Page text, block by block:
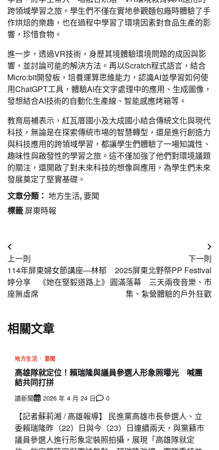
跨領域學習之旅。學生們不僅在實地參觀麵包廠時體驗了手
作烘焙的樂趣，也在過程中學習了環境因素對食品生產的影
響，珍惜食物。
進一步，透過VR技術，身歷其境體驗環境問題的成因與影
響，並討論可能的解決方法。再以Scratch程式語言，結合
Micro:bit開發板，培養運算思維能力，認識AI並學習如何使
用ChatGPT工具，體驗AI在文字處理中的應用、生成圖像，
發想結合AI技術的自動化生產線、智能感應烤箱等。
教育局補表示，紅瓦厝國小及大成國小結合傳統文化與現代
科技，無論是在探索傳統市場的智慧轉型，還是進行創造力
與科技應用的跨領域學習，都讓學生們體驗了一場知識性、
趣味性與啟發性的學習之旅。這不僅加強了他們對環境議題
的關注，還開啟了對未來科技的想像與應用，為學生們未來
發展奠定了堅實基礎。
文章分類： 地方生活,要聞
標籤 屏東時報
文
章
導
覽
上一則
114年屏東婦女節講座—林郁
婷分享 《她在堅毅道路上》
座無虛席
下一則
2025屏東北野祭PP Festival
圓滿落幕 三天兩夜音樂、市
集、紮營體驗的戶外狂歡
相關文章
地方生活 要聞
高雄隊就定位！賴瑞隆與議員參選人形象照曝光 喊團
結共同打拼
讀新聞 2026 年 4 月 24 日 0
【記者蘇莉湘 / 高雄報導】 民進黨高雄市長參選人、立
委賴瑞隆昨（22）日與今（23）日連續兩天，與黨籍市
議員參選人進行形象定裝照拍攝，展現「高雄隊就定